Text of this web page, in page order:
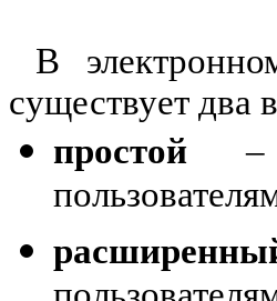
В
существует два
простой –